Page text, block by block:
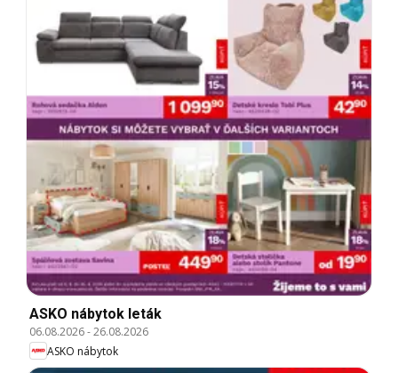
ASKO nábytok leták
06.08.2026-26.08.2026
ASKO nábytok